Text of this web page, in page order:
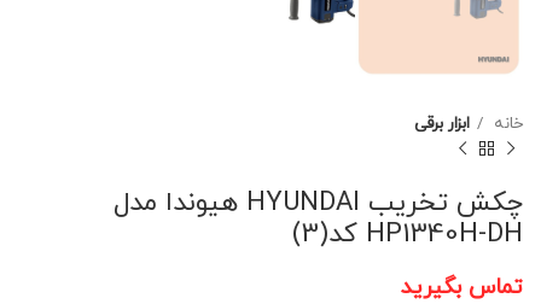
خانه ابزار برقی
چکش تخریب HYUNDAI هیوندا مدل
HP1340H-DH کد(3)
تماس بگیرید